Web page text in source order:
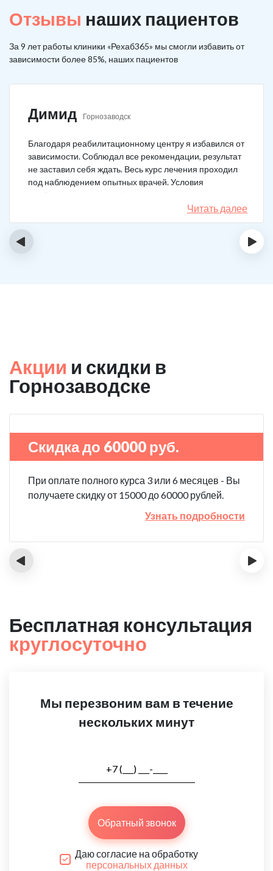
Отзывы наших пациентов
За 9 лет работы клиники «Рехаб365» мы смогли избавить от
зависимости более 85%, наших пациентов
Димид Горнозаводск
Благодаря реабилитационному центру я избавился от
зависимости. Соблюдал все рекомендации, результат
не заставил себя ждать. Весь курс лечения проходил
под наблюдением опытных врачей. Условия
пребывания супер комфортные: вкусная еда, уютно,
есть все необходимое для жизни. У меня не возникало
никаких стрессовых ситуаций.
Читать далее
‹ ›
Акции и скидки в
Горнозаводске
Скидка до 60000 руб.
При оплате полного курса 3 или 6 месяцев - Вы
получаете скидку от 15000 до 60000 рублей.
Узнать подробности
‹ ›
Бесплатная консультация
круглосуточно
Мы перезвоним вам в течение
нескольких минут
Обратный звонок
Даю согласие на обработку
персональных данных